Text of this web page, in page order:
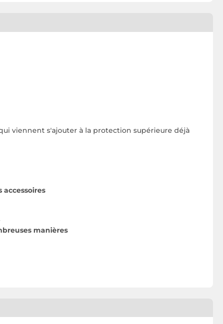
viennent s'ajouter à la protection supérieure déjà
manières